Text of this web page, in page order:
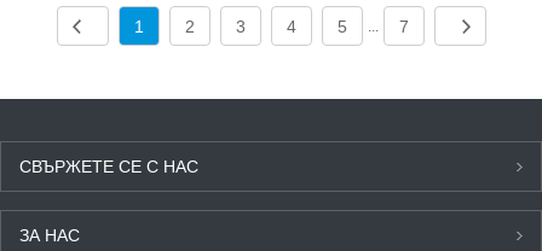
1 2 3 4 5 7
СВЪРЖЕТЕ СЕ С НАС
ЗА НАС